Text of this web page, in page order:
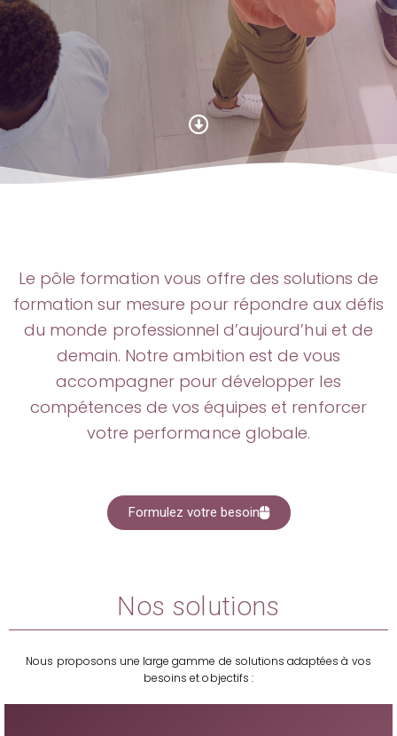
Le pôle formation vous offre des solutions de
formation sur mesure pour répondre aux défis
du monde professionnel d’aujourd’hui et de
demain. Notre ambition est de vous
accompagner pour développer les
compétences de vos équipes et renforcer
votre performance globale.
Formulez votre besoin
Nos solutions
Nous proposons une large gamme de solutions adaptées à vos
besoins et objectifs :
Aidez vos managers à développer leur leadership, leur
capacité à motiver leurs équipes et leur aptitude à